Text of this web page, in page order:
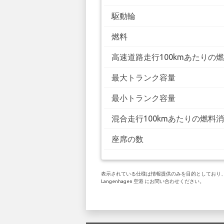
駆動輪
燃料
高速道路走行100kmあたりの
最大トランク容量
最小トランク容量
混合走行100kmあたりの燃料
座席の数
表示されている仕様は情報提供のみを目的としてお
Langenhagen 空港 にお問い合わせください。